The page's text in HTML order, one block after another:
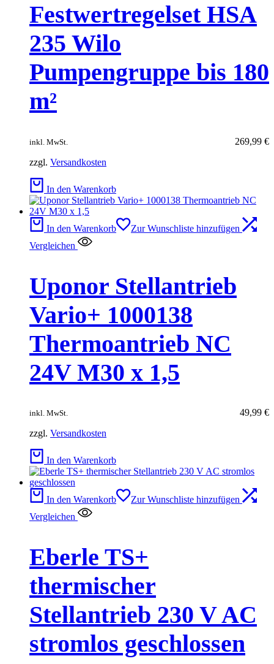
Festwertregelset HSA
235 Wilo
Pumpengruppe bis 180
m²
269,99 €
inkl. MwSt.
zzgl. Versandkosten
In den Warenkorb
In den Warenkorb
Zur Wunschliste hinzufügen
Vergleichen
Uponor Stellantrieb
Vario+ 1000138
Thermoantrieb NC
24V M30 x 1,5
49,99 €
inkl. MwSt.
zzgl. Versandkosten
In den Warenkorb
In den Warenkorb
Zur Wunschliste hinzufügen
Vergleichen
Eberle TS+
thermischer
Stellantrieb 230 V AC
stromlos geschlossen